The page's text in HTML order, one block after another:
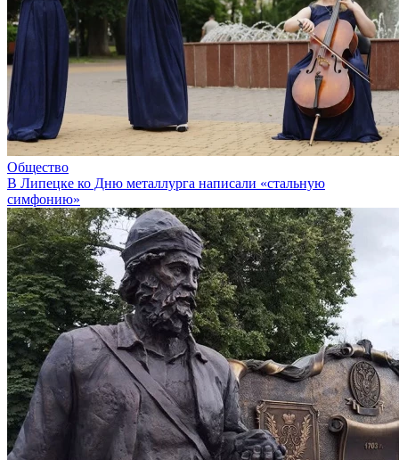
Общество
В Липецке ко Дню металлурга написали «стальную
симфонию»